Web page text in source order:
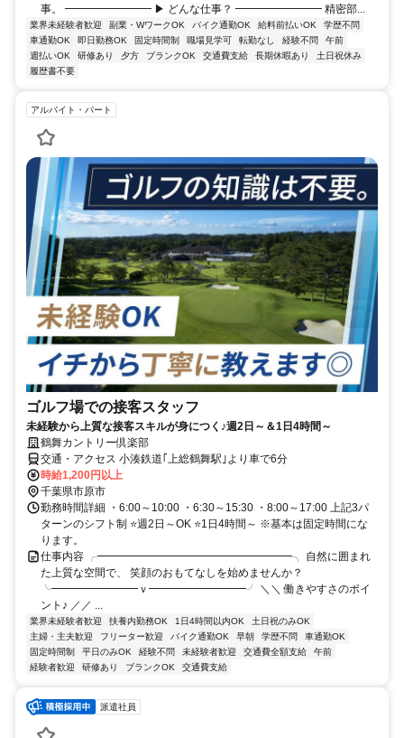
事。 ━━━━━━━━ ▶ どんな仕事？ ━━━━━━━━ 精密部...
業界未経験者歓迎 副業・WワークOK バイク通勤OK 給料前払いOK
学歴不問
車通勤OK
即日勤務OK 固定時間制 職場見学可 転勤なし 経験不問
午前
週払いOK
研修あり 夕方 ブランクOK 交通費支給 長期休暇あり
土日祝休み
履歴書不要
アルバイト・パート
ゴルフ場での接客スタッフ
未経験から上質な接客スキルが身につく♪週2日～＆1日4時間～
鶴舞カントリー倶楽部
交通・アクセス 小湊鉄道｢上総鶴舞駅｣より車で6分
時給1,200円以上
千葉県市原市
勤務時間詳細 ・6:00～10:00 ・6:30～15:30 ・8:00～17:00 上記3パ
ターンのシフト制 ⭐週2日～OK ⭐1日4時間～ ※基本は固定時間にな
ります。
仕事内容 ╭━━━━━━━━━━━━━━━━━━╮ 自然に囲まれ
た上質な空間で、 笑顔のおもてなしを始めませんか？
╰━━━━━━━━ｖ━━━━━━━━━╯ ＼＼ 働きやすさのポイ
ント♪ ／／ ...
業界未経験者歓迎 扶養内勤務OK 1日4時間以内OK
土日祝のみOK
主婦・主夫歓迎
フリーター歓迎 バイク通勤OK 早朝 学歴不問
車通勤OK
固定時間制
平日のみOK 経験不問 未経験者歓迎 交通費全額支給
午前
経験者歓迎
研修あり ブランクOK 交通費支給
派遣社員